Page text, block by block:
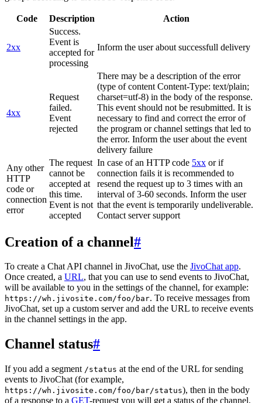
Code Description Action
2xx
Success.
Event is
accepted for
processing
Inform the user about successfull delivery
4xx
Request
failed.
Event
rejected
There may be a description of the error
(type of content Content-Type: text/plain;
charset=utf-8) in the body of the response.
This event should not be resubmitted. It is
necessary to find and correct the error of
the program or channel settings that led to
the error. Inform the user about the event
delivery failure
Any other
HTTP
code or
connection
error
The request
cannot be
accepted at
this time.
Event is not
accepted
In case of an HTTP code 5xx or if
connection fails it is recommended to
resend the request up to 3 times with an
interval of 3-60 seconds. Inform the user
that the event is temporarily undeliverable.
Contact server support
Creation of a channel#
To create a Chat API channel in JivoChat, use the JivoChat app.
Once created, a URL, that you can use to send events to JivoChat,
will be available to you in the settings of the channel, for example:
https://wh.jivosite.com/foo/bar. To receive messages from
JivoChat, set up a custom server and add the URL to receive events
in the channel settings in the app.
Channel status#
If you add a segment /status at the end of the URL for sending
events to JivoChat (for example,
https://wh.jivosite.com/foo/bar/status), then in the body
of a response to a GET-request you will get a status of the channel,